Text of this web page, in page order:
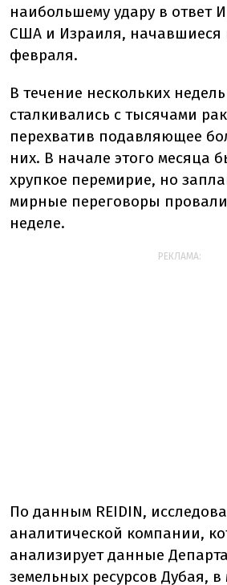
наибольшему удару в ответ
США и Израиля, начавшиеся
февраля.
В течение нескольких
сталкивались с тысячами
перехватив подавляющее
них. В начале этого месяца
хрупкое перемирие, но
мирные переговоры
неделе.
РЕКЛАМА:
По данным REIDIN,
аналитической компании,
анализирует данные
земельных ресурсов Дубая, в